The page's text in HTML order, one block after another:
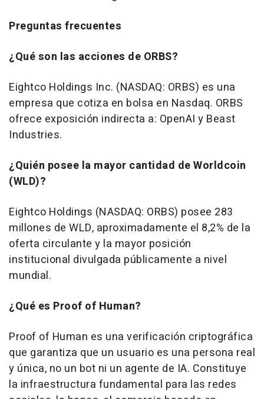
Preguntas frecuentes
¿Qué son las acciones de ORBS?
Eightco Holdings Inc. (NASDAQ: ORBS) es una
empresa que cotiza en bolsa en Nasdaq. ORBS
ofrece exposición indirecta a: OpenAI y Beast
Industries.
¿Quién posee la mayor cantidad de Worldcoin
(WLD)?
Eightco Holdings (NASDAQ: ORBS) posee 283
millones de WLD, aproximadamente el 8,2% de la
oferta circulante y la mayor posición
institucional divulgada públicamente a nivel
mundial.
¿Qué es Proof of Human?
Proof of Human es una verificación criptográfica
que garantiza que un usuario es una persona real
y única, no un bot ni un agente de IA. Constituye
la infraestructura fundamental para las redes